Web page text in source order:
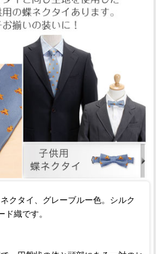
クタイ、グレーブルー色。シルク
織です。